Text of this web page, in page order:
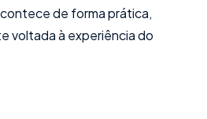
de forma prática,
voltada à experiência do